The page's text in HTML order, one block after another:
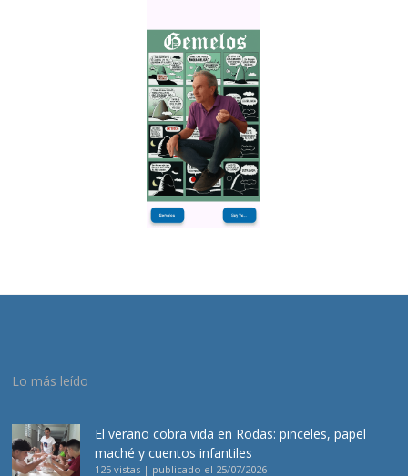
Lo más leído
El verano cobra vida en Rodas: pinceles, papel
maché y cuentos infantiles
125 vistas | publicado el 25/07/2026